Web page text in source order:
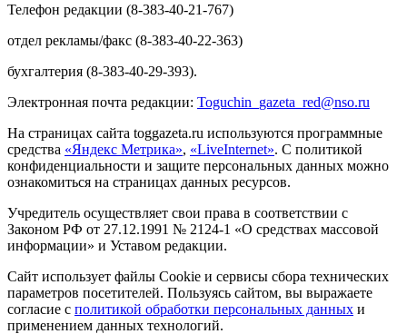
Телефон редакции (8-383-40-21-767)
отдел рекламы/факс (8-383-40-22-363)
бухгалтерия (8-383-40-29-393).
Электронная почта редакции: Toguchin gazeta red@nso.ru
На страницах сайта toggazeta.ru используются программные
средства «Яндекс Метрика», «LiveInternet». С политикой
конфиденциальности и защите персональных данных можно
ознакомиться на страницах данных ресурсов.
Учредитель осуществляет свои права в соответствии с
Законом РФ от 27.12.1991 № 2124-1 «О средствах массовой
информации» и Уставом редакции.
Сайт использует файлы Cookie и сервисы сбора технических
параметров посетителей. Пользуясь сайтом, вы выражаете
согласие с политикой обработки персональных данных и
применением данных технологий.